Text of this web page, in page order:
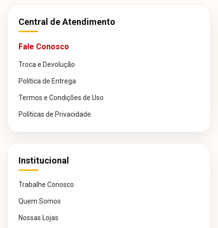
Central de Atendimento
Fale Conosco
Troca e Devolução
Política de Entrega
Termos e Condições de Uso
Políticas de Privacidade
Institucional
Trabalhe Conosco
Quem Somos
Nossas Lojas